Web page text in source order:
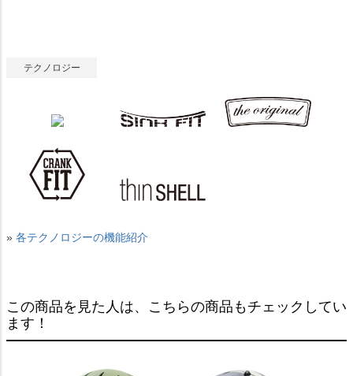
テクノロジー
» 各テクノロジーの機能紹介
この商品を見た人は、こちらの商品もチェックしてい
ます！